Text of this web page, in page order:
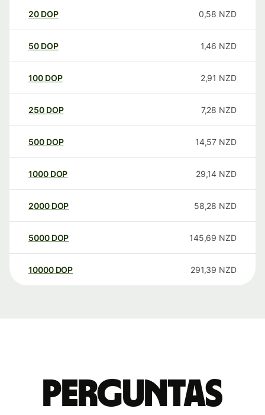
20 DOP 0,58 NZD
50 DOP 1,46 NZD
100 DOP 2,91 NZD
250 DOP 7,28 NZD
500 DOP 14,57 NZD
1000 DOP 29,14 NZD
2000 DOP 58,28 NZD
5000 DOP 145,69 NZD
10000 DOP 291,39 NZD
Perguntas